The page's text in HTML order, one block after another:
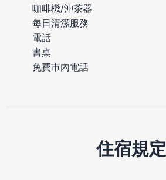
咖啡機/沖茶器
每日清潔服務
電話
書桌
免費市內電話
住宿規定